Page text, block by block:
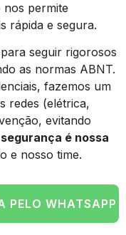
permite
rápida e segura.
seguir rigorosos
as normas ABNT.
fazemos um
redes (elétrica,
evitando
segurança é nossa
e nosso time.
PELO WHATSAPP